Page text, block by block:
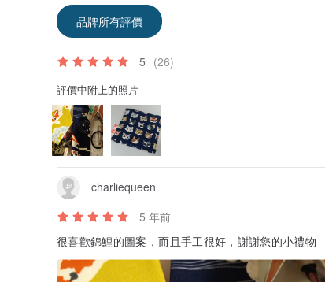
品牌所有評價
5 (26)
評價中附上的照片
charliequeen
5 年前
很喜歡錦鯉的圖案，而且手工很好，謝謝您的小禮物